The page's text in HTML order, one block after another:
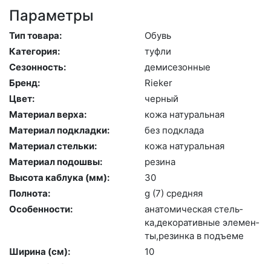
Параметры
Тип товара:
Обувь
Категория:
туф­ли
Сезонность:
де­мисе­зон­ные
Бренд:
Ri­eker
Цвет:
чер­ный
Материал верха:
ко­жа на­тураль­ная
Материал подкладки:
без подк­ла­да
Материал стельки:
ко­жа на­тураль­ная
Материал подошвы:
ре­зина
Высота каблука (мм):
30
Полнота:
g (7) сред­няя
Особенности:
ана­томи­чес­кая стель­
ка,де­кора­тив­ные эле­мен­
ты,ре­зин­ка в подъ­еме
Ширина (см):
10